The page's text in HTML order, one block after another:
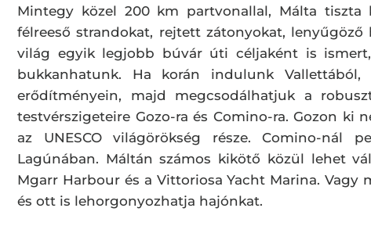
Mintegy közel 200 km partvonallal, Málta
félreeső strandokat, rejtett zátonyokat,
világ egyik legjobb búvár úti céljaként is
bukkanhatunk. Ha korán indulunk
erődítményein, majd megcsodálhatjuk a
testvérszigeteire Gozo-ra és Comino-ra. Gozon
az UNESCO világörökség része. Comino-
Lagúnában. Máltán számos kikötő közül lehet
Mgarr Harbour és a Vittoriosa Yacht Marina.
és ott is lehorgonyozhatja hajónkat.